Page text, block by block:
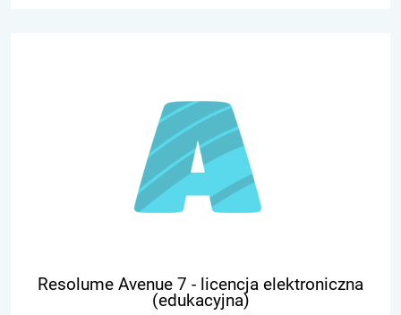
Resolume Avenue 7 - licencja elektroniczna
(edukacyjna)